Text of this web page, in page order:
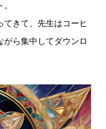
てきて、先生はコーヒ
がら集中してダウンロ